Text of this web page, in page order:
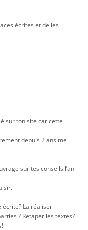
écrites et de les
sur ton site car cette
depuis 2 ans me
sur tes conseils l’an
écrite? La réaliser
? Retaper les textes?